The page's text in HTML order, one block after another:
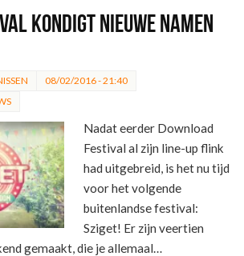
kondigt nieuwe namen
08/02/2016 - 21:40
Nadat eerder Download
Festival al zijn line-up flink
had uitgebreid, is het nu tijd
voor het volgende
buitenlandse festival:
Sziget! Er zijn veertien
gemaakt, die je allemaal…